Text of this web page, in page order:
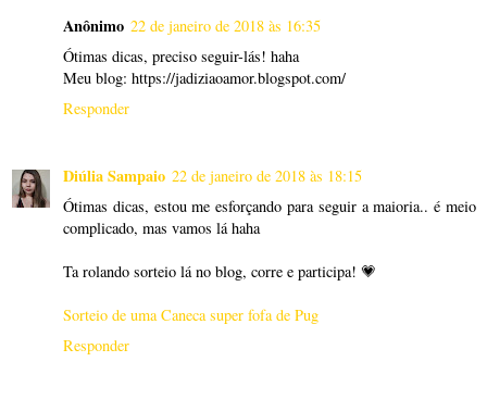
Anônimo 22 de janeiro de 2018 às 16:35
Ótimas dicas, preciso seguir-lás! haha
Meu blog: https://jadiziaoamor.blogspot.com/
Responder
Diúlia Sampaio 22 de janeiro de 2018 às 18:15
Ótimas dicas, estou me esforçando para seguir a maioria.. é meio
complicado, mas vamos lá haha
Ta rolando sorteio lá no blog, corre e participa! 💗
Sorteio de uma Caneca super fofa de Pug
Responder